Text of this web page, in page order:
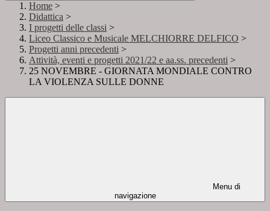
Home >
Didattica >
I progetti delle classi >
Liceo Classico e Musicale MELCHIORRE DELFICO >
Progetti anni precedenti >
Attività, eventi e progetti 2021/22 e aa.ss. precedenti >
25 NOVEMBRE - GIORNATA MONDIALE CONTRO
LA VIOLENZA SULLE DONNE
Menu di
navigazione